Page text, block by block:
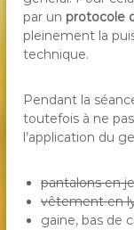
par un protocole
pleinement la
technique.
Pendant la
toutefois à ne
l’application du
pantalons en
vêtement en
gaine, bas de